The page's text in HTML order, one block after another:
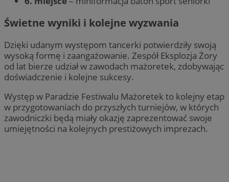
Świetne wyniki i kolejne wyzwania
Dzięki udanym występom tancerki potwierdziły swoją
wysoką formę i zaangażowanie. Zespół Eksplozja Żory
od lat bierze udział w zawodach mażoretek, zdobywając
doświadczenie i kolejne sukcesy.
Występ w Paradzie Festiwalu Mażoretek to kolejny etap
w przygotowaniach do przyszłych turniejów, w których
zawodniczki będą miały okazję zaprezentować swoje
umiejętności na kolejnych prestiżowych imprezach.